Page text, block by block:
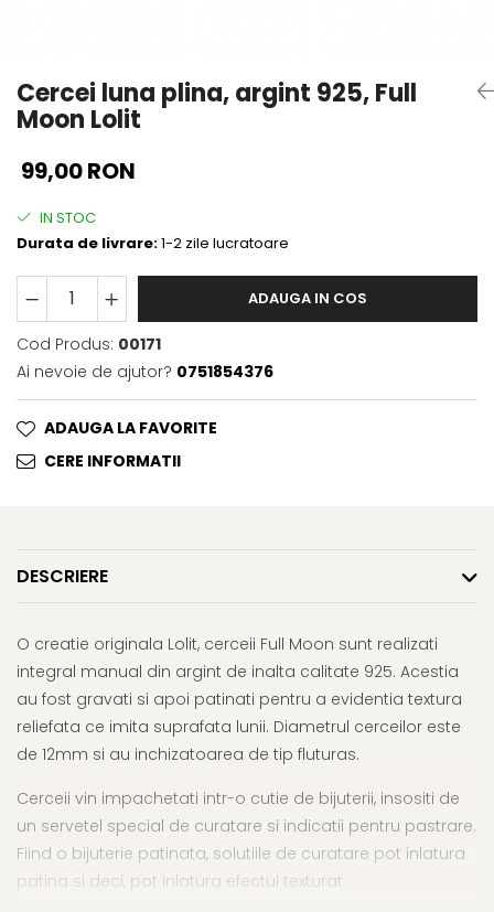
Cercei luna plina, argint 925, Full
Moon Lolit
99,00 RON
IN STOC
Durata de livrare:1-2 zile lucratoare
ADAUGA IN COS
Cod Produs: 00171
Ai nevoie de ajutor? 0751854376
ADAUGA LA FAVORITE
CERE INFORMATII
DESCRIERE
O creatie originala Lolit, cerceii Full Moon sunt realizati
integral manual din argint de inalta calitate 925. Acestia
au fost gravati si apoi patinati pentru a evidentia textura
reliefata ce imita suprafata lunii. Diametrul cerceilor este
de 12mm si au inchizatoarea de tip fluturas.
Cerceii vin impachetati intr-o cutie de bijuterii, insositi de
un servetel special de curatare si indicatii pentru pastrare.
Fiind o bijuterie patinata, solutiile de curatare pot inlatura
patina si deci, pot inlatura efectul texturat.